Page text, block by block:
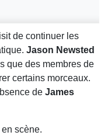
de continuer les
Jason Newsted
que des membres de
certains morceaux.
de James
scène.